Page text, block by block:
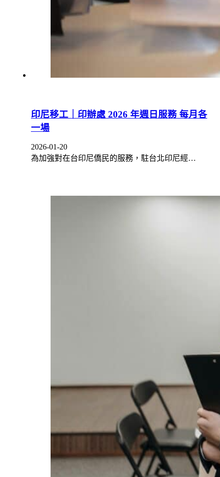
印尼移工｜印辦處 2026 年週日服務 每月各
一場
2026-01-20
為加強對在台印尼僑民的服務，駐台北印尼經…